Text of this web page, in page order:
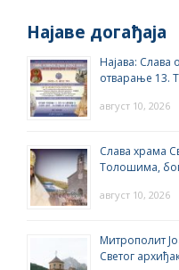
Најаве догађаја
Најава: Слава
отварање 13.
август 10, 2026
Слава храма
Толошима,
август 10, 2026
Митрополит
Светог